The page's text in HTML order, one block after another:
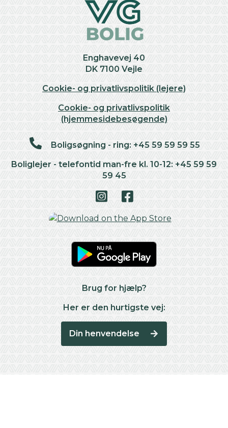
Enghavevej 40
DK 7100 Vejle
Cookie- og privatlivspolitik (lejere)
Cookie- og privatlivspolitik
(hjemmesidebesøgende)
Boligsøgning - ring: +45 59 59 59 55
Boliglejer - telefontid man-fre kl. 10-12: +45 59 59
59 45
Brug for hjælp?
Her er den hurtigste vej:
Din henvendelse